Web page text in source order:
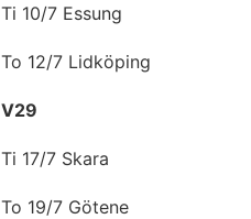
Ti 10/7 Essung
To 12/7 Lidköping
V29
Ti 17/7 Skara
To 19/7 Götene